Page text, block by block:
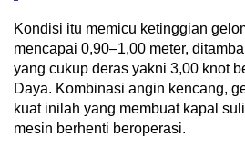
Kondisi itu memicu ketinggian
mencapai 0,90–1,00 meter,
yang cukup deras yakni 3,00 knot
Daya. Kombinasi angin kencang,
kuat inilah yang membuat kapal
mesin berhenti beroperasi.